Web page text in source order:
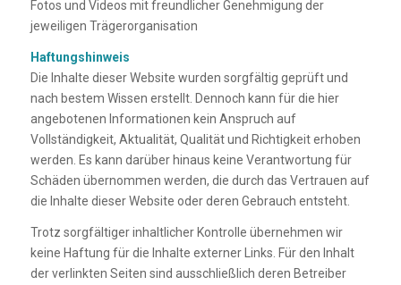
Fotos und Videos mit freundlicher Genehmigung der
jeweiligen Trägerorganisation
Haftungshinweis
Die Inhalte dieser Website wurden sorgfältig geprüft und
nach bestem Wissen erstellt. Dennoch kann für die hier
angebotenen Informationen kein Anspruch auf
Vollständigkeit, Aktualität, Qualität und Richtigkeit erhoben
werden. Es kann darüber hinaus keine Verantwortung für
Schäden übernommen werden, die durch das Vertrauen auf
die Inhalte dieser Website oder deren Gebrauch entsteht.
Trotz sorgfältiger inhaltlicher Kontrolle übernehmen wir
keine Haftung für die Inhalte externer Links. Für den Inhalt
der verlinkten Seiten sind ausschließlich deren Betreiber